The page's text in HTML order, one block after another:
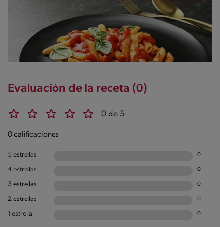
Evaluación de la receta (0)
0 de 5
0 calificaciones
5 estrellas 0
4 estrellas 0
3 estrellas 0
2 estrellas 0
1 estrella 0